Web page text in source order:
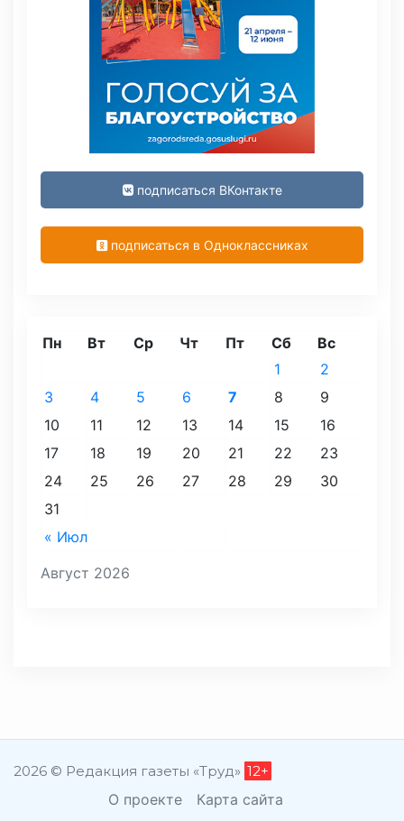
подписаться ВКонтакте
подписаться в Одноклассниках
Август 2026
Пн Вт Ср Чт Пт Сб Вс
« Июл
1
2
3
4 5 6 7 8
9
10
11 12 13 14 15
16
17
18 19 20 21 22
23
24
25 26 27 28 29
30
31
2026 © Редакция газеты «Труд» 12+
О проекте Карта сайта